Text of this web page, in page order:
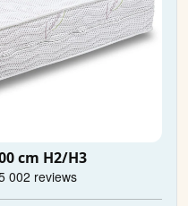
cm H2/H3